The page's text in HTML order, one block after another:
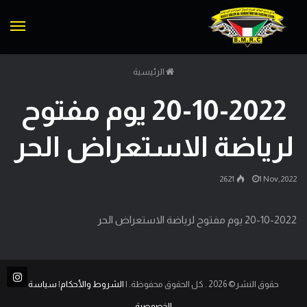
الرئيسية
20-10-2022 يوم مفتوح
لرياضة الاستعراض الحر
1 Nov,2022
2621
20-10-2022 يوم مفتوح لرياضة الاستعراض الحر
حقوق النشر© 2026 . كل الحقوق محفوظة. | الشروط والأحكام| سياسة